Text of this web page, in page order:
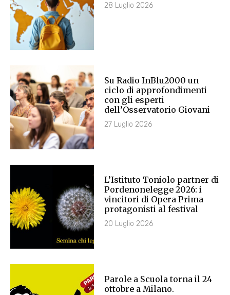
28 Luglio 2026
Su Radio InBlu2000 un
ciclo di approfondimenti
con gli esperti
dell’Osservatorio Giovani
27 Luglio 2026
L’Istituto Toniolo partner di
Pordenonelegge 2026: i
vincitori di Opera Prima
protagonisti al festival
20 Luglio 2026
Parole a Scuola torna il 24
ottobre a Milano.